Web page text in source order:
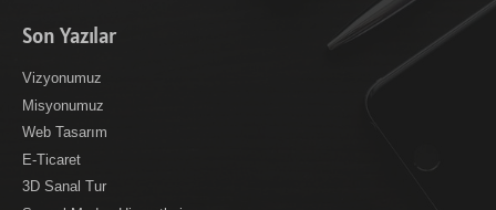
Son Yazılar
Vizyonumuz
Misyonumuz
Web Tasarım
E-Ticaret
3D Sanal Tur